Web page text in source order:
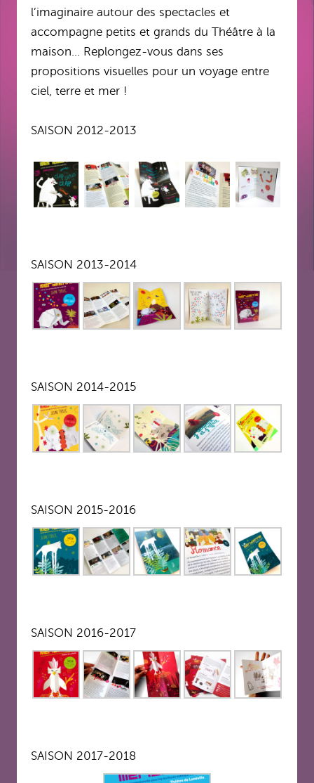
l’imaginaire autour des spectacles et
accompagne petits et grands du Théâtre à la
maison… Replongez-vous dans ses
propositions visuelles pour un voyage entre
ciel, terre et mer !
SAISON 2012-2013
SAISON 2013-2014
SAISON 2014-2015
SAISON 2015-2016
SAISON 2016-2017
SAISON 2017-2018